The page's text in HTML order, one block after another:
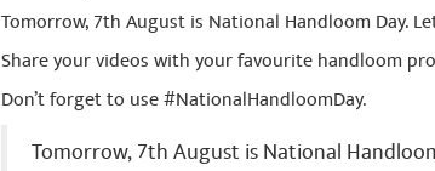
Tomorrow, 7th August is National Handloom Day.
Share your videos with your favourite handloom
Don’t forget to use #NationalHandloomDay.
Tomorrow, 7th August is National